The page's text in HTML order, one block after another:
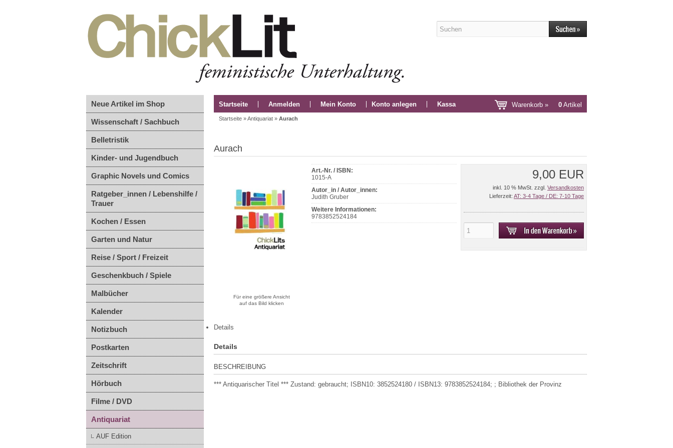
Neue Artikel im Shop
Wissenschaft / Sachbuch
Belletristik
Kinder- und Jugendbuch
Graphic Novels und Comics
Ratgeber_innen / Lebenshilfe /
Trauer
Kochen / Essen
Garten und Natur
Reise / Sport / Freizeit
Geschenkbuch / Spiele
Malbücher
Kalender
Notizbuch
Postkarten
Zeitschrift
Hörbuch
Filme / DVD
Antiquariat
AUF Edition
Startseite Anmelden Mein Konto Konto anlegen Kassa Warenkorb » 0 Artikel
Startseite »Antiquariat » Aurach
Aurach
Für eine größere Ansicht
auf das Bild klicken
Art.-Nr. / ISBN:
1015-A
Autor_in / Autor_innen:
Judith Gruber
Weitere Informationen:
9783852524184
9,00 EUR
inkl. 10 % MwSt. zzgl. Versandkosten
Lieferzeit: AT: 3-4 Tage / DE: 7-10 Tage
Details
Details
BESCHREIBUNG
*** Antiquarischer Titel *** Zustand: gebraucht; ISBN10: 3852524180 / ISBN13: 9783852524184; ; Bibliothek der Provinz